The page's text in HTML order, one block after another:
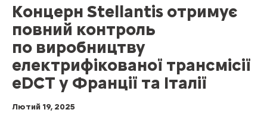
Концерн Stellantis отримує
повний контроль
по виробництву
електрифікованої трансмісії
eDCT у Франції та Італії
Лютий 19, 2025